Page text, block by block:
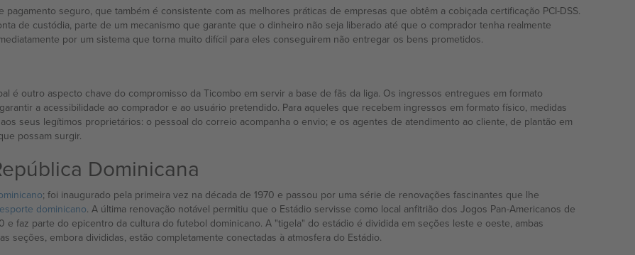
seguro, que também é consistente com as melhores práticas de empresas que obtêm a cobiçada certificação PCI-DSS.
de custódia, parte de um mecanismo que garante que o dinheiro não seja liberado até que o comprador tenha realmente
por um sistema que torna muito difícil para eles conseguirem não entregar os bens prometidos.
é outro aspecto chave do compromisso da Ticombo em servir a base de fãs da liga. Os ingressos entregues em formato
a acessibilidade ao comprador e ao usuário pretendido. Para aqueles que recebem ingressos em formato físico, medidas
seus legítimos proprietários: o pessoal do correio acompanha o envio; e os agentes de atendimento ao cliente, de plantão em
possam surgir.
Dominicana
; foi inaugurado pela primeira vez na década de 1970 e passou por uma série de renovações fascinantes que lhe
esporte dominicano. A última renovação notável permitiu que o Estádio servisse como local anfitrião dos Jogos Pan-Americanos de
faz parte do epicentro da cultura do futebol dominicano. A "tigela" do estádio é dividida em seções leste e oeste, ambas
seções, embora divididas, estão completamente conectadas à atmosfera do Estádio.